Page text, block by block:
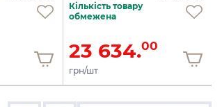
Кількість товару
обмежена
23 634.00
грн/шт